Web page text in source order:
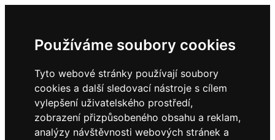
Používáme soubory cookies
Tyto webové stránky používají soubory
cookies a další sledovací nástroje s cílem
vylepšení uživatelského prostředí,
zobrazení přizpůsobeného obsahu a reklam,
analýzy návštěvnosti webových stránek a